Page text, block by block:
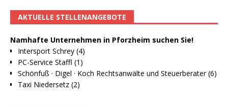
AKTUELLE STELLENANGEBOTE
Namhafte Unternehmen in Pforzheim suchen Sie!
Intersport Schrey (4)
PC-Service Staffl (1)
Schönfuß · Digel · Koch Rechtsanwälte und Steuerberater (6)
Taxi Niedersetz (2)